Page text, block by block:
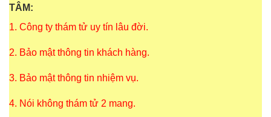
TÂM:
1. Công ty thám tử uy tín lâu đời.
2. Bảo mật thông tin khách hàng.
3. Bảo mật thông tin nhiệm vụ.
4. Nói không thám tử 2 mang.